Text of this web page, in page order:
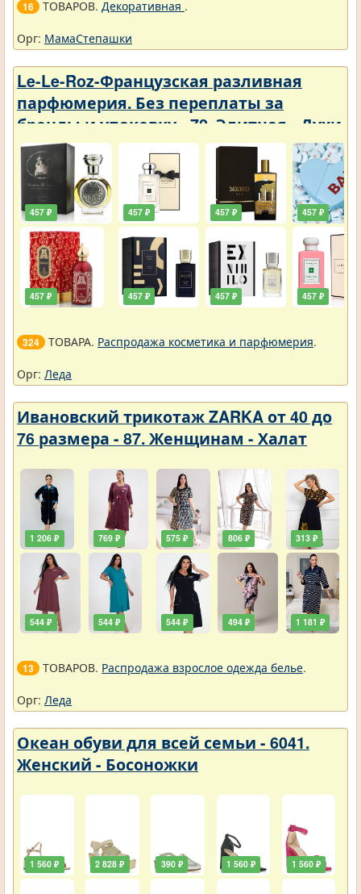
16 ТОВАРОВ. Декоративная .
Орг: МамаСтепашки
Le-Le-Roz-Французская разливная
парфюмерия. Без переплаты за
бренды и упаковку - 72. Элитная - Духи
3 ml
457 ₽
457 ₽
457 ₽
457 ₽
457 ₽
457 ₽
457 ₽
457 ₽
324 ТОВАРА. Распродажа косметика и парфюмерия.
Орг: Леда
Ивановский трикотаж ZARKA от 40 до
76 размера - 87. Женщинам - Халат
1 206 ₽
544 ₽
769 ₽
544 ₽
575 ₽
544 ₽
806 ₽
494 ₽
313 ₽
1 181 ₽
13 ТОВАРОВ. Распродажа взрослое одежда белье.
Орг: Леда
Океан обуви для всей семьи - 6041.
Женский - Босоножки
1 560 ₽ 2 828 ₽ 390 ₽ 1 560 ₽ 1 560 ₽